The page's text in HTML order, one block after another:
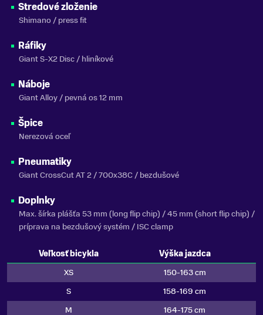
Stredové zloženie
Shimano / press fit
Ráfiky
Giant S-X2 Disc / hliníkové
Náboje
Giant Alloy / pevná os 12 mm
Špice
Nerezová oceľ
Pneumatiky
Giant CrossCut AT 2 / 700x38C / bezdušové
Doplnky
Max. šírka plášťa 53 mm (long flip chip) / 45 mm (short flip chip) /
príprava na bezdušový systém / ISC clamp
Veľkosť bicykla
Výška jazdca
XS
150-163 cm
S
158-169 cm
M
164-175 cm